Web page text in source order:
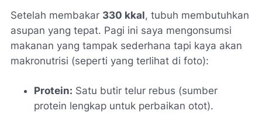
Setelah membakar 330 kkal, tubuh membutuhkan
asupan yang tepat. Pagi ini saya mengonsumsi
makanan yang tampak sederhana tapi kaya akan
makronutrisi (seperti yang terlihat di foto):
Protein: Satu butir telur rebus (sumber
protein lengkap untuk perbaikan otot).